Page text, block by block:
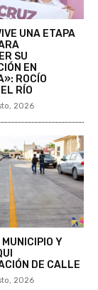
UNA ETAPA
SU
EN
ROCÍO
RÍO
2026
Y
DE CALLE
2026